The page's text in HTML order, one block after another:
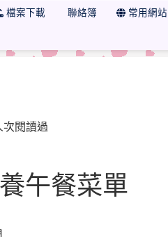
檔案下載 聯絡簿 常用網站
立石角國小午餐秘書
次閱讀過
午餐菜單